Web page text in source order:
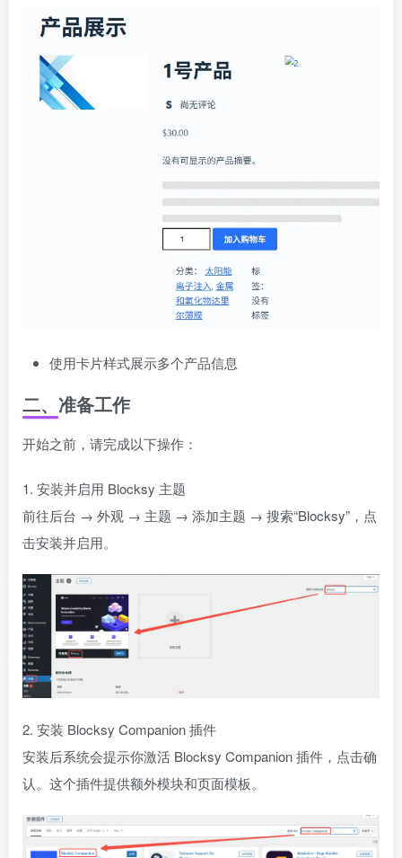
使用卡片样式展示多个产品信息
二、准备工作
开始之前，请完成以下操作：
1. 安装并启用 Blocksy 主题
前往后台 → 外观 → 主题 → 添加主题 → 搜索“Blocksy”，点
击安装并启用。
2. 安装 Blocksy Companion 插件
安装后系统会提示你激活 Blocksy Companion 插件，点击确
认。这个插件提供额外模块和页面模板。